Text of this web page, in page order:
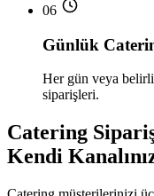
06
Günlük
Her gün veya
siparişleri.
Catering
Kendi